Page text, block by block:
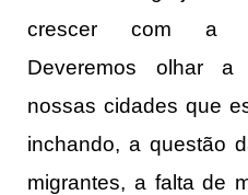
crescer com a
Deveremos olhar
nossas cidades que
inchando, a questão
migrantes, a falta de